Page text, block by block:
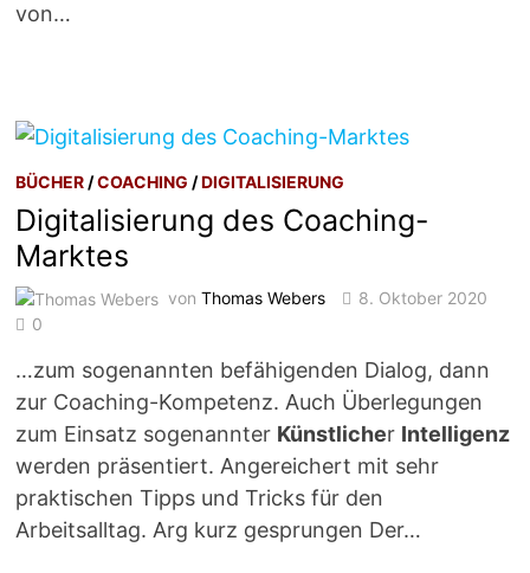
von…
BÜCHER /COACHING /DIGITALISIERUNG
Digitalisierung des Coaching-
Marktes
vonThomas Webers
8. Oktober 2020
0
…zum sogenannten befähigenden Dialog, dann
zur Coaching-Kompetenz. Auch Überlegungen
zum Einsatz sogenannter Künstlicher Intelligenz
werden präsentiert. Angereichert mit sehr
praktischen Tipps und Tricks für den
Arbeitsalltag. Arg kurz gesprungen Der…